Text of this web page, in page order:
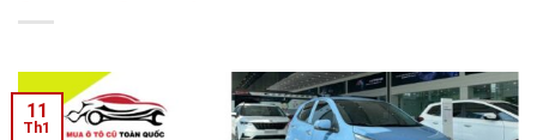
11
Th1